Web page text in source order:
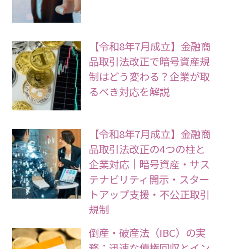
【令和8年7月成立】金融商
品取引法改正で暗号資産規
制はどう変わる？企業が取
るべき対応を解説
【令和8年7月成立】金融商
品取引法改正の4つの柱と
企業対応｜暗号資産・サス
テナビリティ開示・スター
トアップ支援・不公正取引
規制
倒産・破産法（IBC）の実